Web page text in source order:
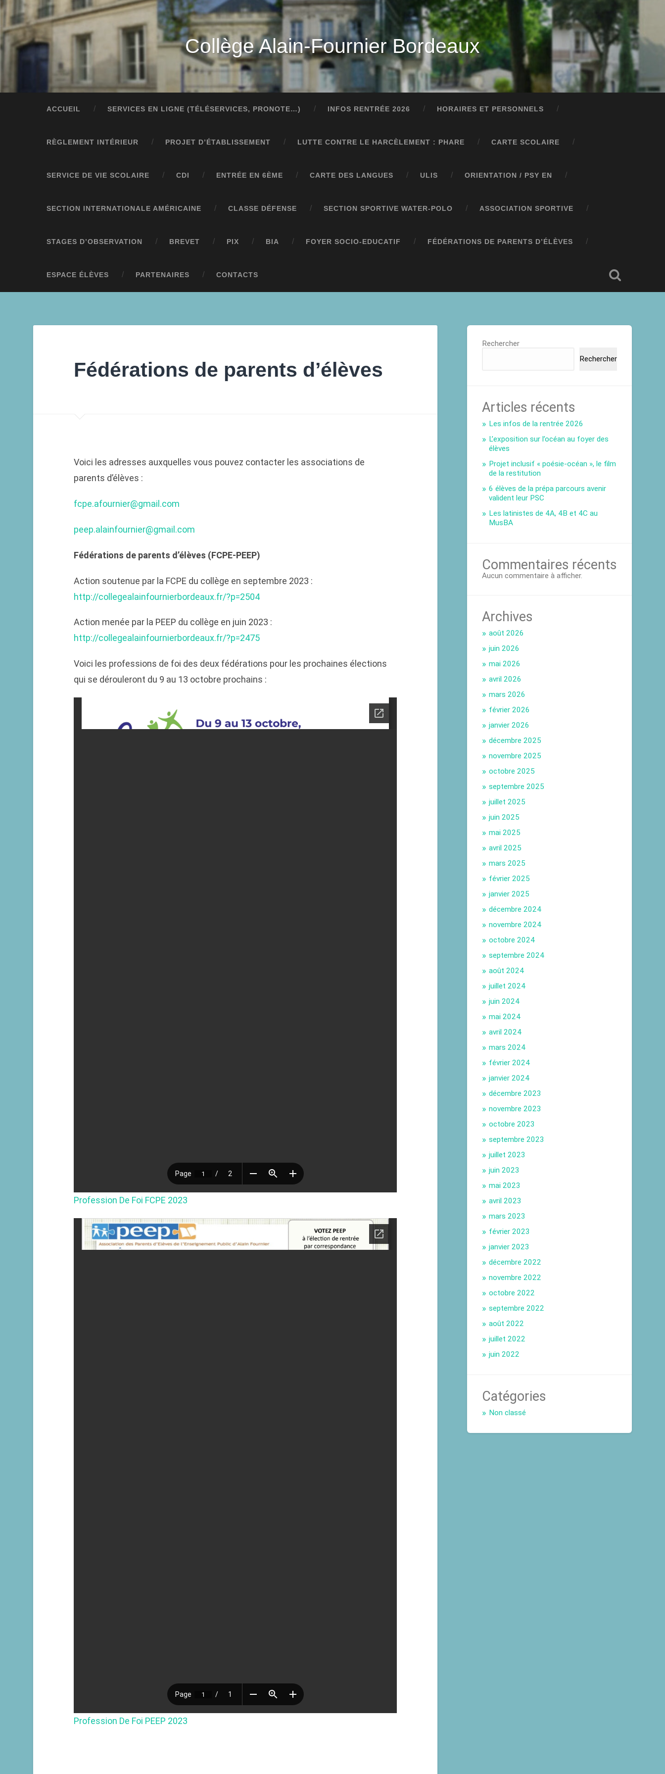
Collège Alain-Fournier Bordeaux
ACCUEIL SERVICES EN LIGNE (TÉLÉSERVICES, PRONOTE…) INFOS RENTRÉE 2026 HORAIRES ET PERSONNELS
RÈGLEMENT INTÉRIEUR PROJET D’ÉTABLISSEMENT LUTTE CONTRE LE HARCÈLEMENT : PHARE CARTE SCOLAIRE
SERVICE DE VIE SCOLAIRE CDI ENTRÉE EN 6ÈME CARTE DES LANGUES ULIS ORIENTATION / PSY EN
SECTION INTERNATIONALE AMÉRICAINE CLASSE DÉFENSE SECTION SPORTIVE WATER-POLO ASSOCIATION SPORTIVE
STAGES D’OBSERVATION BREVET PIX BIA FOYER SOCIO-EDUCATIF FÉDÉRATIONS DE PARENTS D’ÉLÈVES
ESPACE ÉLÈVES PARTENAIRES CONTACTS
Fédérations de parents d’élèves
Voici les adresses auxquelles vous pouvez contacter les associations de
parents d’élèves :
fcpe.afournier@gmail.com
peep.alainfournier@gmail.com
Fédérations de parents d’élèves (FCPE-PEEP)
Action soutenue par la FCPE du collège en septembre 2023 :
http://collegealainfournierbordeaux.fr/?p=2504
Action menée par la PEEP du collège en juin 2023 :
http://collegealainfournierbordeaux.fr/?p=2475
Voici les professions de foi des deux fédérations pour les prochaines élections
qui se dérouleront du 9 au 13 octobre prochains :
Profession De Foi FCPE 2023
Profession De Foi PEEP 2023
Rechercher
Rechercher
Articles récents
Les infos de la rentrée 2026
L’exposition sur l’océan au foyer des
élèves
Projet inclusif « poésie-océan », le film
de la restitution
6 élèves de la prépa parcours avenir
valident leur PSC
Les latinistes de 4A, 4B et 4C au
MusBA
Commentaires récents
Aucun commentaire à afficher.
Archives
août 2026
juin 2026
mai 2026
avril 2026
mars 2026
février 2026
janvier 2026
décembre 2025
novembre 2025
octobre 2025
septembre 2025
juillet 2025
juin 2025
mai 2025
avril 2025
mars 2025
février 2025
janvier 2025
décembre 2024
novembre 2024
octobre 2024
septembre 2024
août 2024
juillet 2024
juin 2024
mai 2024
avril 2024
mars 2024
février 2024
janvier 2024
décembre 2023
novembre 2023
octobre 2023
septembre 2023
juillet 2023
juin 2023
mai 2023
avril 2023
mars 2023
février 2023
janvier 2023
décembre 2022
novembre 2022
octobre 2022
septembre 2022
août 2022
juillet 2022
juin 2022
Catégories
Non classé